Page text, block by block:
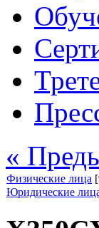
«
Физические лица
Юридические